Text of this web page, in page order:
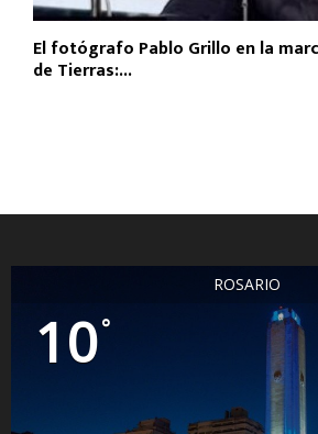
El fotógrafo Pablo Grillo en la
de Tierras:...
ROSARIO
10°